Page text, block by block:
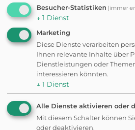
✦ Eigene Bewertung
Fehler gefunden?
Besucher-Statistiken (immer
↓ 1 Dienst
Marketing
Diese Dienste verarbeiten
Ihnen relevante Inhalte über
Dienstleistungen oder
interessieren könnten.
↓ 1 Dienst
Alle Dienste aktivieren oder
Mit diesem Schalter können
oder deaktivieren.